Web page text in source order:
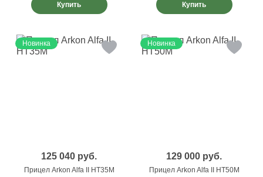
Купить Купить
Новинка
125 040 руб.
Прицел Arkon Alfa II HT35M
Новинка
129 000 руб.
Прицел Arkon Alfa II HT50M